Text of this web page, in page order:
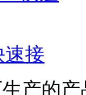
速接
产的产